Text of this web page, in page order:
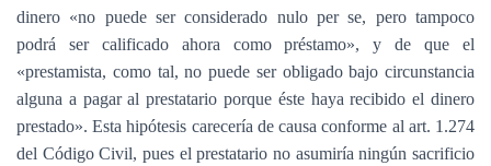
dinero «no puede ser considerado nulo per se, pero tampoco
podrá ser calificado ahora como préstamo», y de que el
«prestamista, como tal, no puede ser obligado bajo circunstancia
alguna a pagar al prestatario porque éste haya recibido el dinero
prestado». Esta hipótesis carecería de causa conforme al art. 1.274
del Código Civil, pues el prestatario no asumiría ningún sacrificio